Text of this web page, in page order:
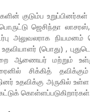
குடும்ப
ஜெசிந்தா
அலுவலராக நியமனம்
(பொது) ,
ஆணையர் மற்றும்
சிக்கித்
உதவிக்கு அருகில்
கொள்ளப்படுகிறார்கள்.